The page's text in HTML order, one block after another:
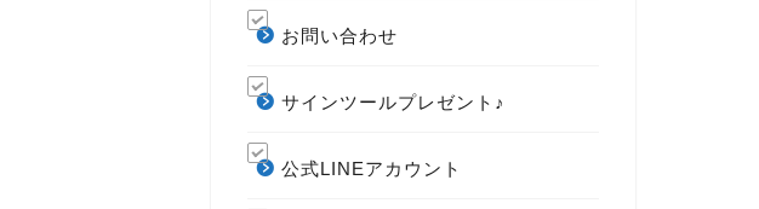
お問い合わせ
サインツールプレゼント♪
公式LINEアカウント